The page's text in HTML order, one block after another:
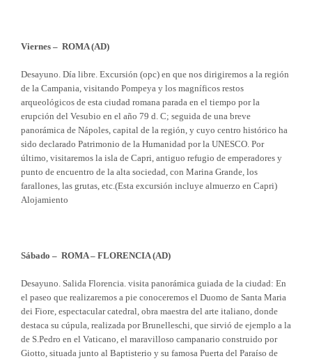
Viernes – ROMA (AD)
Desayuno. Día libre. Excursión (opc) en que nos dirigiremos a la región
de la Campania, visitando Pompeya y los magníficos restos
arqueológicos de esta ciudad romana parada en el tiempo por la
erupción del Vesubio en el año 79 d. C; seguida de una breve
panorámica de Nápoles, capital de la región, y cuyo centro histórico ha
sido declarado Patrimonio de la Humanidad por la UNESCO. Por
último, visitaremos la isla de Capri, antiguo refugio de emperadores y
punto de encuentro de la alta sociedad, con Marina Grande, los
farallones, las grutas, etc.(Esta excursión incluye almuerzo en Capri)
Alojamiento
Sábado – ROMA – FLORENCIA (AD)
Desayuno. Salida Florencia. visita panorámica guiada de la ciudad: En
el paseo que realizaremos a pie conoceremos el Duomo de Santa Maria
dei Fiore, espectacular catedral, obra maestra del arte italiano, donde
destaca su cúpula, realizada por Brunelleschi, que sirvió de ejemplo a la
de S.Pedro en el Vaticano, el maravilloso campanario construido por
Giotto, situada junto al Baptisterio y su famosa Puerta del Paraíso de